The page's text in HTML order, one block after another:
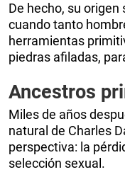
De hecho, su origen
cuando tanto
herramientas
piedras afiladas,
Ancestros
Miles de años
natural de Charles
perspectiva: la
selección sexual.